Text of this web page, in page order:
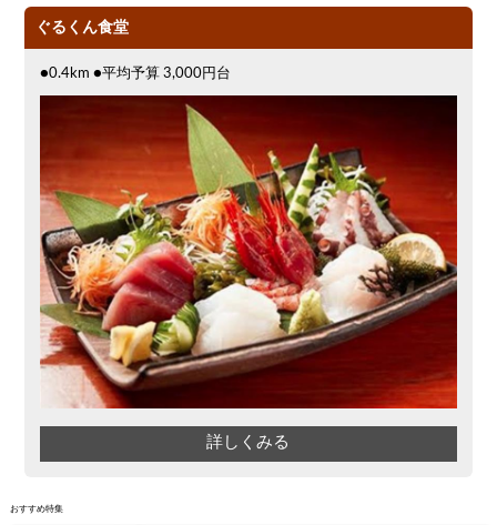
ぐるくん食堂
●0.4km ●平均予算 3,000円台
詳しくみる
おすすめ特集